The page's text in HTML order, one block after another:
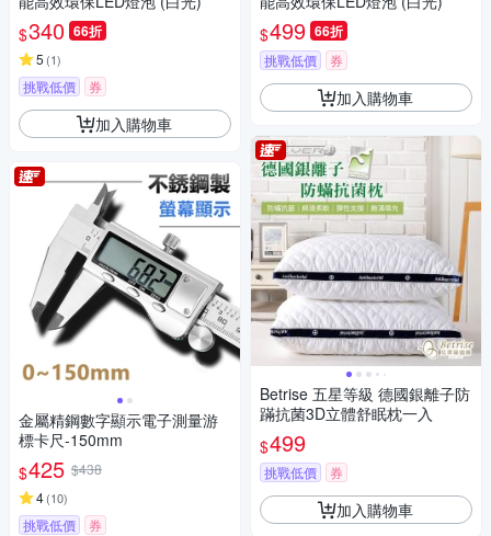
$340 66折
5 (1)
挑戰低價 券
加入購物車
金屬精鋼數字顯示電子測量游
標卡尺-150mm
$425 $438
4(10)
挑戰低價 券
$499 66折
挑戰低價 券
加入購物車
Betrise 五星等級 德國銀離子防
蹣抗菌3D立體舒眠枕一入
$499
挑戰低價 券
加入購物車